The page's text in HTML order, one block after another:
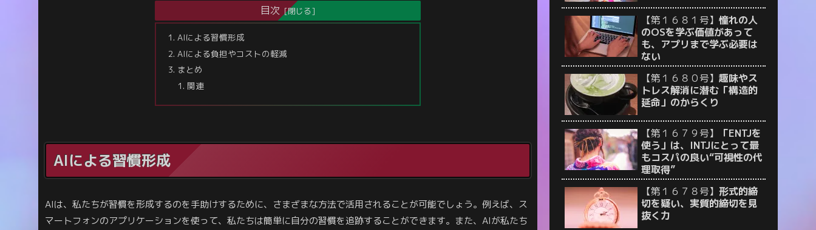
目次
AIによる習慣形成
AIによる負担やコストの軽減
まとめ
関連
AIによる習慣形成
AIは、私たちが習慣を形成するのを手助けするために、さまざまな方法で活用されることが可能でしょう。例えば、ス
マートフォンのアプリケーションを使って、私たちは簡単に自分の習慣を追跡することができます。また、AIが私たち
【第１６８１号】 憧れの人
のOSを学ぶ価値があって
も、アプリまで学ぶ必要は
ない
【第１６８０号】 趣味やス
トレス解消に潜む「構造的
延命」のからくり
【第１６７９号】
「ENTJを
使う」は、INTJにとって最
もコスパの良い“可視性の代
理取得”
【第１６７８号】 形式的締
切を疑い、実質的締切を見
抜く力